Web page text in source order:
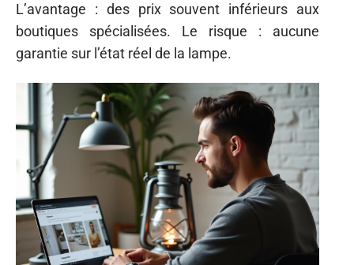
L’avantage : des prix souvent inférieurs aux
boutiques spécialisées. Le risque : aucune
garantie sur l’état réel de la lampe.